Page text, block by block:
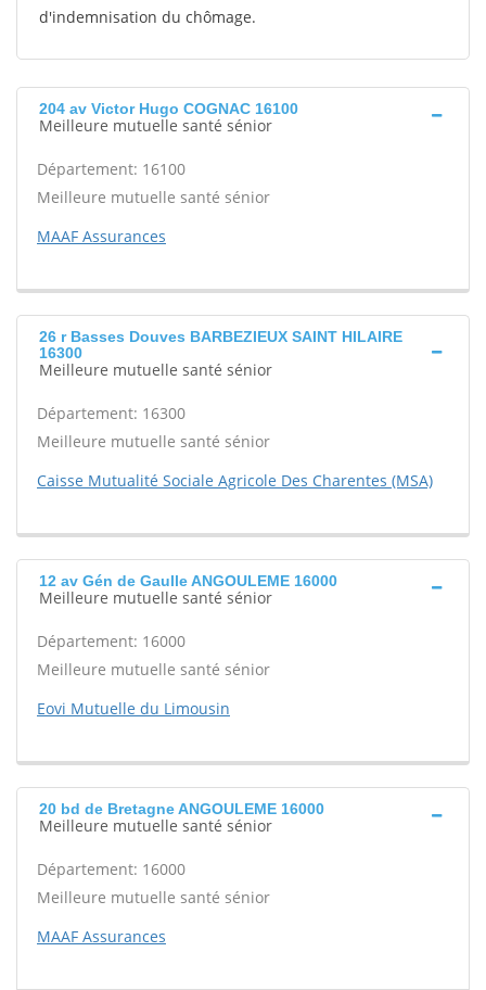
d'indemnisation du chômage.
204 av Victor Hugo COGNAC 16100
Meilleure mutuelle santé sénior
Département: 16100
Meilleure mutuelle santé sénior
MAAF Assurances
26 r Basses Douves BARBEZIEUX SAINT HILAIRE
16300
Meilleure mutuelle santé sénior
Département: 16300
Meilleure mutuelle santé sénior
Caisse Mutualité Sociale Agricole Des Charentes (MSA)
12 av Gén de Gaulle ANGOULEME 16000
Meilleure mutuelle santé sénior
Département: 16000
Meilleure mutuelle santé sénior
Eovi Mutuelle du Limousin
20 bd de Bretagne ANGOULEME 16000
Meilleure mutuelle santé sénior
Département: 16000
Meilleure mutuelle santé sénior
MAAF Assurances